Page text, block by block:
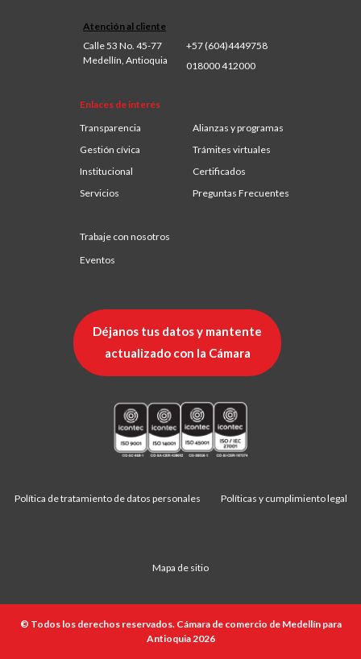
Atención al cliente
Calle 53 No. 45-77
Medellín, Antioquia
+57 (604)4449758
018000 412000
Enlaces de interés
Transparencia
Alianzas y programas
Gestión cívica
Trámites virtuales
Institucional
Certificados
Servicios
Preguntas Frecuentes
Trabaje con nosotros
Eventos
Déjanos tus datos y mantente
actualizado con la Cámara
Política de tratamiento de datos personales Políticas y cumplimiento legal
Mapa de sitio
© Todos los derechos reservados. Cámara de comercio de Medellín para
Antioquia 2026